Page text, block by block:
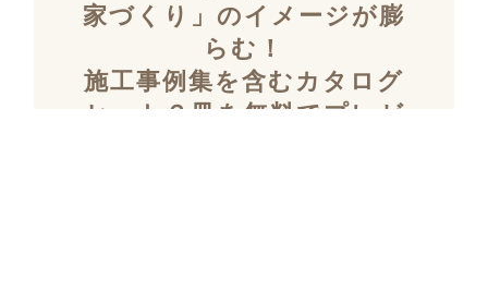
家づくり」のイメージが膨
らむ！
施工事例集を含むカタログ
セット３冊を無料でプレゼ